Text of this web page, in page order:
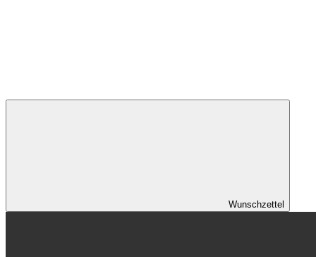
Wunschzettel